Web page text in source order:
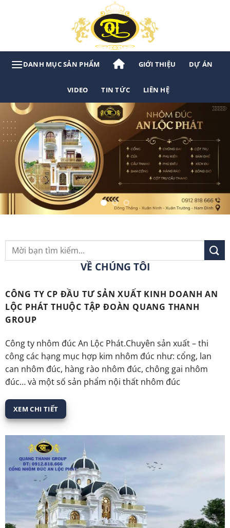
GIỚI THIỆU DỰ ÁN
VIDEO TIN TỨC LIÊN HỆ
Tìm
VỀ CHÚNG TÔI
CÔNG TY CP ĐẦU TƯ SẢN XUẤT KINH DOANH AN
LỘC PHÁT THUỘC TẬP ĐOÀN QUANG THANH
GROUP
Công ty nhôm đúc An Lộc Phát.Chuyên sản xuất – thi
công các hạng mục hợp kim nhôm đúc như: cổng, lan
can nhôm đúc, hàng rào nhôm đúc, chông gai nhôm
đúc… và một số sản phẩm nội thất nhôm đúc
XEM CHI TIẾT